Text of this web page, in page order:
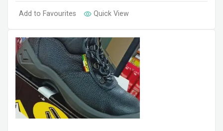
Add to Favourites Quick View